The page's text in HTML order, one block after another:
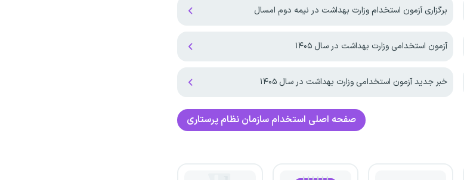
برگزاری آزمون استخدام وزارت بهداشت در نیمه دوم امسال
آزمون استخدامی وزارت بهداشت در سال ۱۴۰۵
خبر جدید آزمون استخدامی وزارت بهداشت در سال ۱۴۰۵
صفحه اصلی استخدام سازمان نظام پرستاری